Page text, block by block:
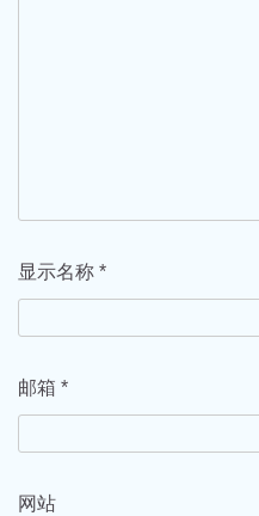
显示名称 *
邮箱 *
网站